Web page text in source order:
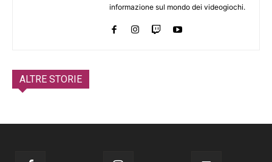
informazione sul mondo dei videogiochi.
ALTRE STORIE